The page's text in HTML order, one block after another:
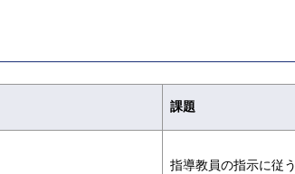
課題
指導教員の指示に従う